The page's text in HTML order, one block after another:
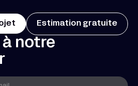
Estimation gratuite
notre